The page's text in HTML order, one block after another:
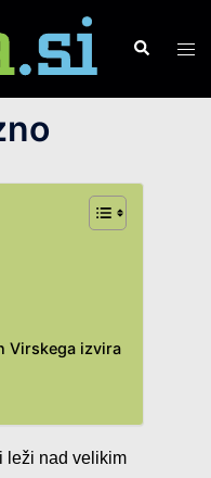
Search
Virskega izvira
leži nad velikim